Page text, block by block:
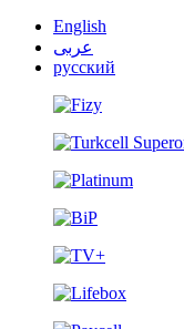
English
عربى
русский